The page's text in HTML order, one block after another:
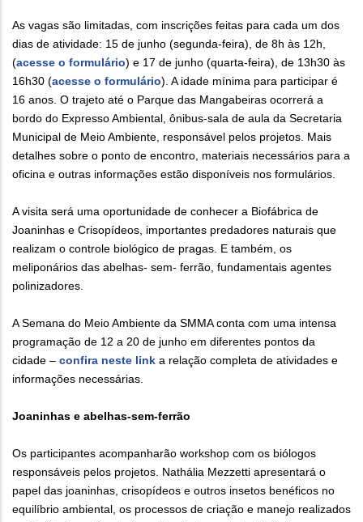
As vagas são limitadas, com inscrições feitas para cada um dos
dias de atividade: 15 de junho (segunda-feira), de 8h às 12h,
(acesse o formulário) e 17 de junho (quarta-feira), de 13h30 às
16h30 (acesse o formulário). A idade mínima para participar é
16 anos. O trajeto até o Parque das Mangabeiras ocorrerá a
bordo do Expresso Ambiental, ônibus-sala de aula da Secretaria
Municipal de Meio Ambiente, responsável pelos projetos. Mais
detalhes sobre o ponto de encontro, materiais necessários para a
oficina e outras informações estão disponíveis nos formulários.
A visita será uma oportunidade de conhecer a Biofábrica de
Joaninhas e Crisopídeos, importantes predadores naturais que
realizam o controle biológico de pragas. E também, os
meliponários das abelhas- sem- ferrão, fundamentais agentes
polinizadores.
A Semana do Meio Ambiente da SMMA conta com uma intensa
programação de 12 a 20 de junho em diferentes pontos da
cidade – confira neste link a relação completa de atividades e
informações necessárias.
Joaninhas e abelhas-sem-ferrão
Os participantes acompanharão workshop com os biólogos
responsáveis pelos projetos. Nathália Mezzetti apresentará o
papel das joaninhas, crisopídeos e outros insetos benéficos no
equilíbrio ambiental, os processos de criação e manejo realizados